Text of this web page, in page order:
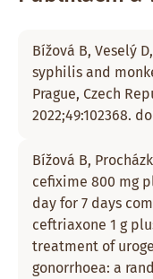
Bížová B, Veselý
syphilis and
Prague, Czech
2022;49:102368.
Bížová B,
cefixime 800 mg
day for 7 days
ceftriaxone 1 g
treatment of
gonorrhoea: a